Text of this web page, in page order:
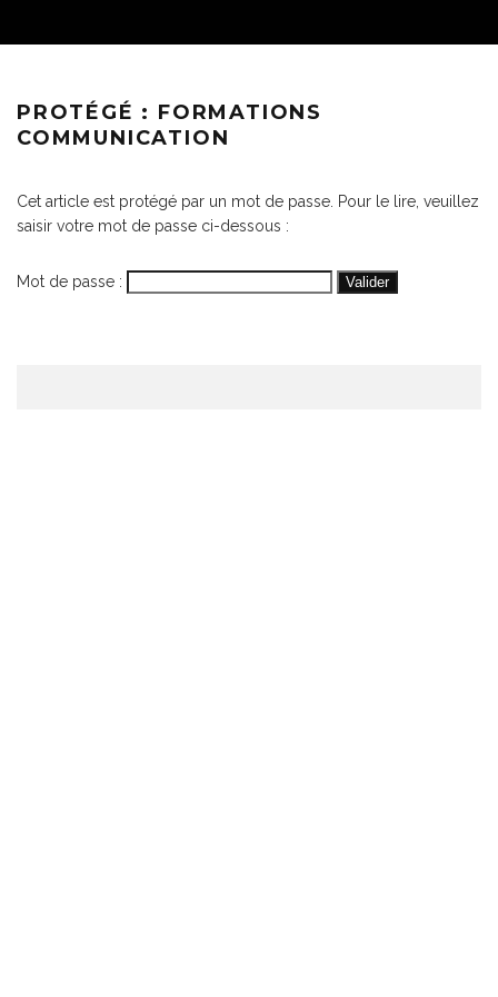
PROTÉGÉ : FORMATIONS
COMMUNICATION
Cet article est protégé par un mot de passe. Pour le lire, veuillez
saisir votre mot de passe ci-dessous :
Mot de passe :